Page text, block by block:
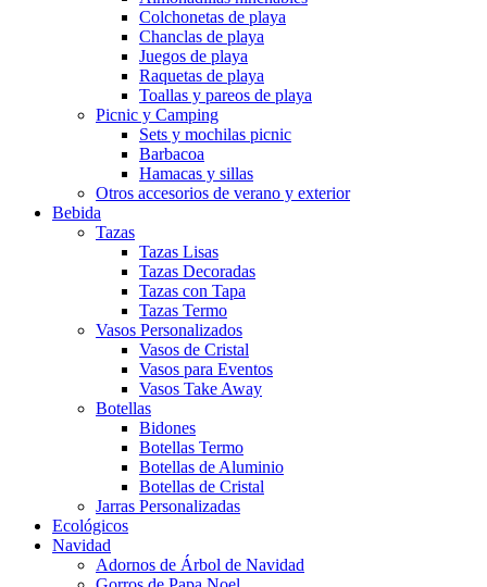
Colchonetas de playa
Chanclas de playa
Juegos de playa
Raquetas de playa
Toallas y pareos de playa
Picnic y Camping
Sets y mochilas picnic
Barbacoa
Hamacas y sillas
Otros accesorios de verano y exterior
Bebida
Tazas
Tazas Lisas
Tazas Decoradas
Tazas con Tapa
Tazas Termo
Vasos Personalizados
Vasos de Cristal
Vasos para Eventos
Vasos Take Away
Botellas
Bidones
Botellas Termo
Botellas de Aluminio
Botellas de Cristal
Jarras Personalizadas
Ecológicos
Navidad
Adornos de Árbol de Navidad